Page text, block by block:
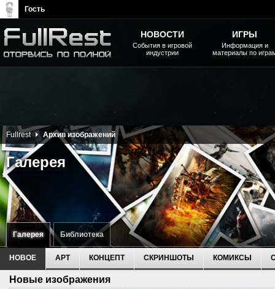
Галерея Библиотека
Галерея
Fullrest Архив изображений
НОВОЕ АРТ КОНЦЕПТ СКРИНШОТЫ КОМИКСЫ
Новые изображения
НОВОСТИ
События в игровой
индустрии
ИГРЫ
Информация и
материалы по
Гость